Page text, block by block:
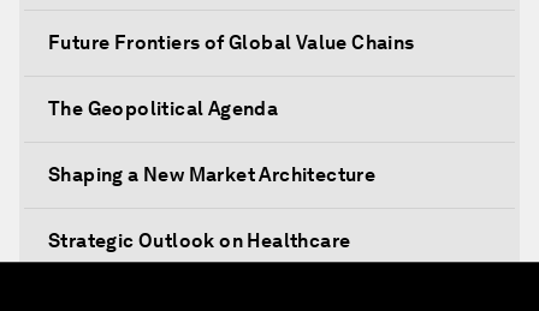
Future Frontiers of Global Value Chains
The Geopolitical Agenda
Shaping a New Market Architecture
Strategic Outlook on Healthcare